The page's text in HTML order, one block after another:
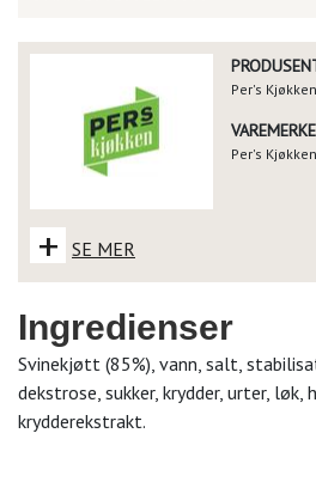
Per's
Per's
+ SE MER
Ingredienser
Svinekjøtt (85%), vann, salt,
dekstrose, sukker, krydder, urter,
krydderekstrakt.